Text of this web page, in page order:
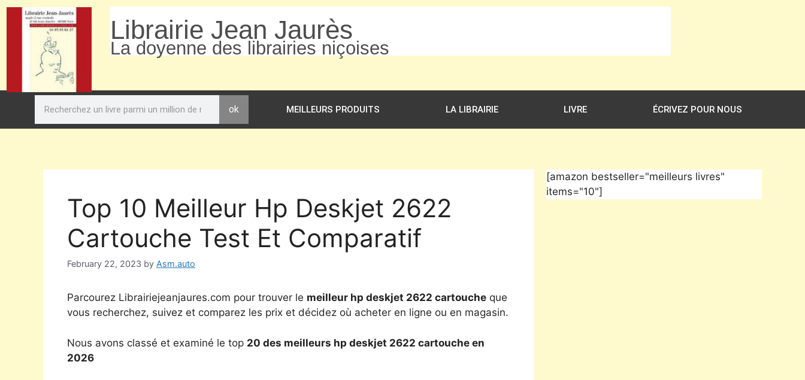
Librairie Jean Jaurès
La doyenne des librairies niçoises
ok MEILLEURS PRODUITS LA LIBRAIRIE LIVRE ÉCRIVEZ POUR NOUS
Top 10 Meilleur Hp Deskjet 2622
Cartouche Test Et Comparatif
February 22, 2023 by Asm.auto
Parcourez Librairiejeanjaures.com pour trouver le meilleur hp deskjet 2622 cartouche que
vous recherchez, suivez et comparez les prix et décidez où acheter en ligne ou en magasin.
Nous avons classé et examiné le top 20 des meilleurs hp deskjet 2622 cartouche en
2026
[amazon bestseller="meilleurs livres"
items="10"]